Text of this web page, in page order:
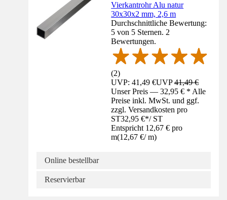
Vierkantrohr Alu natur
30x30x2 mm, 2,6 m
Durchschnittliche Bewertung:
5 von 5 Sternen. 2
Bewertungen.
(2)
UVP: 41,49 €UVP41,49 €
Unser Preis — 32,95 € * Alle
Preise inkl. MwSt. und ggf.
zzgl. Versandkosten pro
ST32,95 €*/ ST
Entspricht 12,67 € pro
m(12,67 €/ m)
Online bestellbar
Reservierbar